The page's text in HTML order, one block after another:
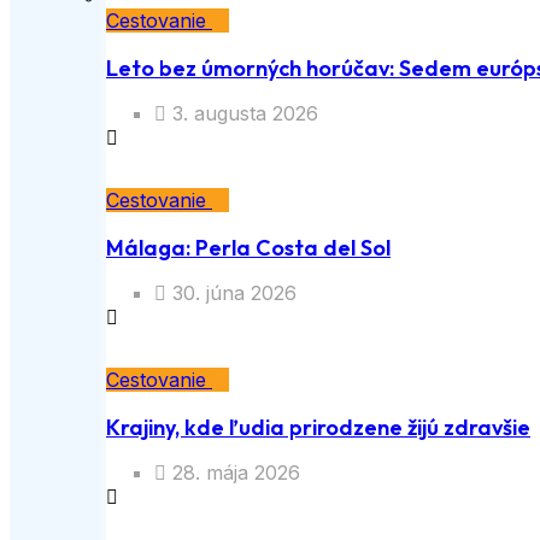
Cestovanie
Leto bez úmorných horúčav: Sedem
3. augusta 2026
Cestovanie
Málaga: Perla Costa del Sol
30. júna 2026
Cestovanie
Krajiny, kde ľudia prirodzene žijú zdravšie
28. mája 2026